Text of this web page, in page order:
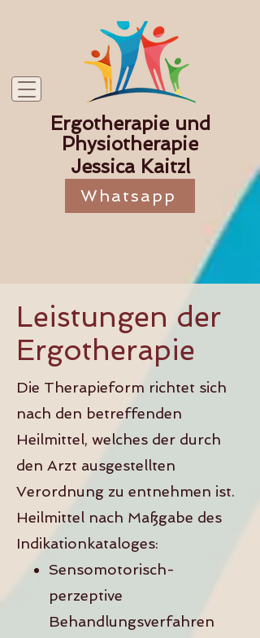
Whatsapp
Ergotherapie und
Physiotherapie
Jessica Kaitzl
Leistungen der
Ergotherapie
Die Therapieform richtet sich
nach den betreffenden
Heilmittel, welches der durch
den Arzt ausgestellten
Verordnung zu entnehmen ist.
Heilmittel nach Maßgabe des
Indikationkataloges:
Sensomotorisch-
perzeptive
Behandlungsverfahren